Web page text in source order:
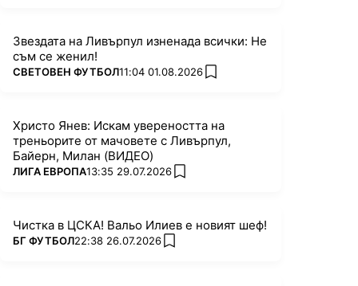
Звездата на Ливърпул изненада всички: Не
съм се женил!
ПОВЕЧЕ ОТ
СВЕТОВЕН ФУТБОЛ11:04 01.08.2026 add favorites
Христо Янев: Искам увереността на
треньорите от мачовете с Ливърпул,
Байерн, Милан (ВИДЕО)
ПОВЕЧЕ ОТ
ЛИГА ЕВРОПА13:35 29.07.2026 add favorites
Чистка в ЦСКА! Вальо Илиев е новият шеф!
ПОВЕЧЕ ОТ
БГ ФУТБОЛ22:38 26.07.2026 add favorites